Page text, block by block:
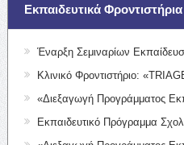
Εκπαιδευτικά Φροντιστήρια
Έναρξη Σεμιναρίων
Κλινικό Φροντιστήριο:
«Διεξαγωγή Προγράμματος
Εκπαιδευτικό Πρόγραμμα